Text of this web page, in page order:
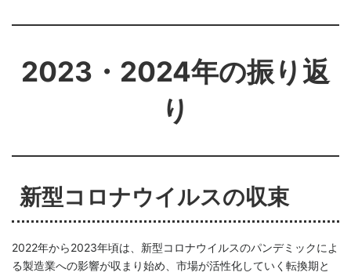
2023・2024年の振り返
り
新型コロナウイルスの収束
2022年から2023年頃は、新型コロナウイルスのパンデミックによ
る製造業への影響が収まり始め、市場が活性化していく転換期と